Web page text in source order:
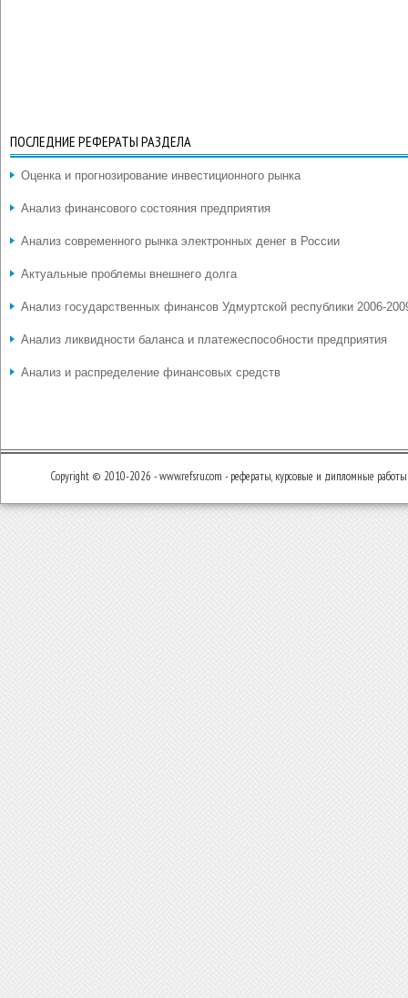
ПОСЛЕДНИЕ РЕФЕРАТЫ РАЗДЕЛА
Оценка и прогнозирование инвестиционного рынка
Анализ финансового состояния предприятия
Анализ современного рынка электронных денег в России
Актуальные проблемы внешнего долга
Анализ государственных финансов Удмуртской республики 2006-
Анализ ликвидности баланса и платежеспособности предприятия
Анализ и распределение финансовых средств
Copyright © 2010-2026 - www.refsru.com - рефераты, курсовые и дипломные работы